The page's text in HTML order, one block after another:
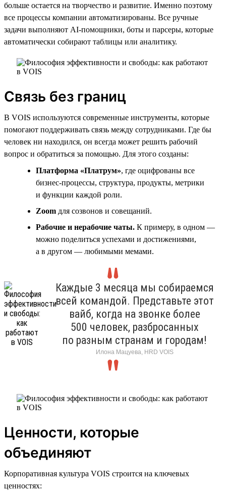
больше остается на творчество и развитие. Именно поэтому
все процессы компании автоматизированы. Все ручные
задачи выполняют AI-помощники, боты и парсеры, которые
автоматически собирают таблицы или аналитику.
Связь без границ
В VOIS используются современные инструменты, которые
помогают поддерживать связь между сотрудниками. Где бы
человек ни находился, он всегда может решить рабочий
вопрос и обратиться за помощью. Для этого созданы:
Платформа «Платрум», где оцифрованы все
бизнес-процессы, структура, продукты, метрики
и функции каждой роли.
Zoom для созвонов и совещаний.
Рабочие и нерабочие чаты. К примеру, в одном —
можно поделиться успехами и достижениями,
а в другом — любимыми мемами.
Каждые 3 месяца мы собираемся
всей командой. Представьте этот
вайб, когда на звонке более
500 человек, разбросанных
по разным странам и городам!
Илона Мацуева, HRD VOIS
Ценности, которые
объединяют
Корпоративная культура VOIS строится на ключевых
ценностях: